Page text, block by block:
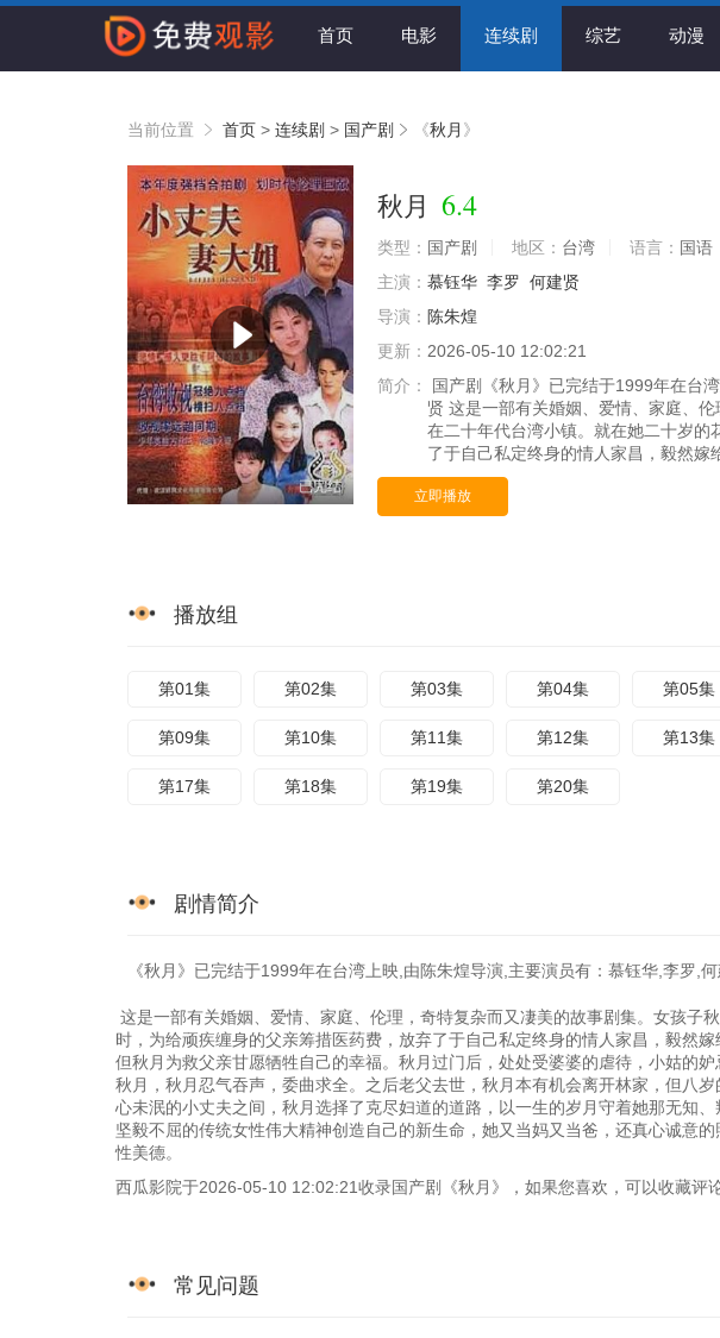
首页 电影 连续剧 综艺 动漫
当前位置 首页 > 连续剧 > 国产剧 《秋月 》
已完结
秋月 6.4
类型： 国产剧 地区： 台湾 语言： 国语
主演： 慕钰华 李罗 何建贤
导演： 陈朱煌
更新： 2026-05-10 12:02:21
简介：
国产剧《秋月》已完结于1999年在台
贤 这是一部有关婚姻、爱情、家庭、
在二十年代台湾小镇。就在她二十岁
了于自己私定终身的情人家昌，毅然嫁
立即播放
播放组
第01集 第02集 第03集 第04集 第05集
第09集 第10集 第11集 第12集 第13集
第17集 第18集 第19集 第20集
剧情简介
《秋月》已完结于1999年在台湾上映,由陈朱煌导演,主要演员有：慕钰华,李罗,何
这是一部有关婚姻、爱情、家庭、伦理，奇特复杂而又凄美的故事剧集。女孩子
时，为给顽疾缠身的父亲筹措医药费，放弃了于自己私定终身的情人家昌，毅然
但秋月为救父亲甘愿牺牲自己的幸福。秋月过门后，处处受婆婆的虐待，小姑的
秋月，秋月忍气吞声，委曲求全。之后老父去世，秋月本有机会离开林家，但八
心未泯的小丈夫之间，秋月选择了克尽妇道的道路，以一生的岁月守着她那无知
坚毅不屈的传统女性伟大精神创造自己的新生命，她又当妈又当爸，还真心诚意
性美德。
西瓜影院于2026-05-10 12:02:21收录国产剧《秋月》，如果您喜欢，可以收藏评论
常见问题